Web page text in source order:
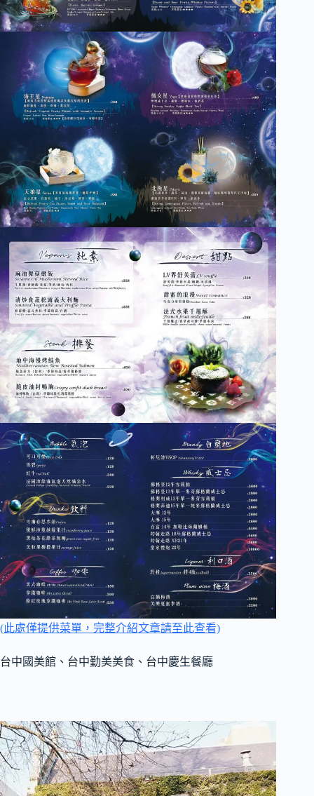
(此處僅提供菜單，完整介紹文章請至此查看)
台中國美館、台中勤美美食、台中慶生餐廳